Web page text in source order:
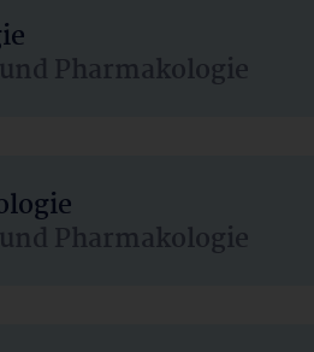
Pharmakologie
Pharmakologie